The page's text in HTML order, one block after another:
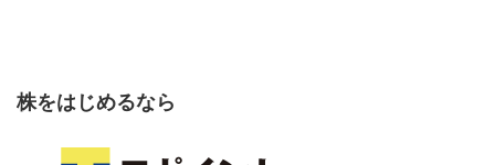
株をはじめるなら